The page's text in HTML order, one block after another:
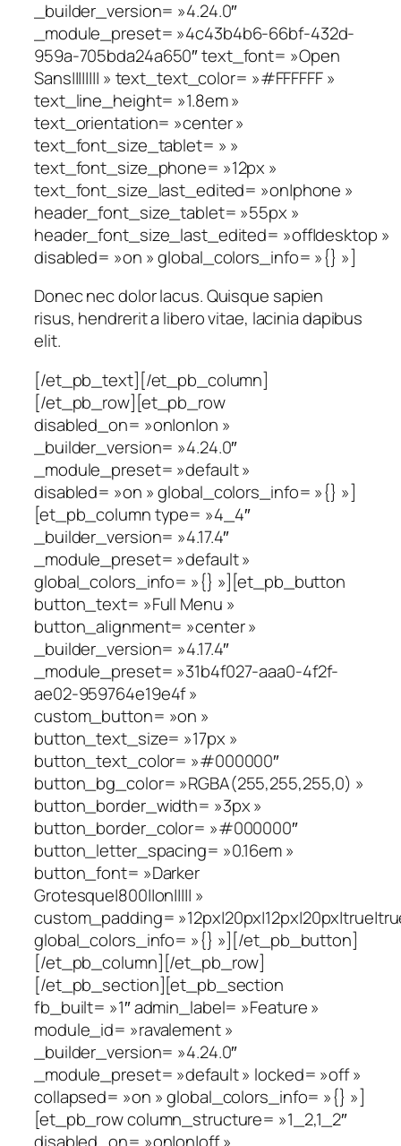
_builder_version= »4.24.0″
_module_preset= »4c43b4b6-66bf-432d-
959a-705bda24a650″ text_font= »Open
Sans|||||||| » text_text_color= »#FFFFFF »
text_line_height= »1.8em »
text_orientation= »center »
text_font_size_tablet= » »
text_font_size_phone= »12px »
text_font_size_last_edited= »on|phone »
header_font_size_tablet= »55px »
header_font_size_last_edited= »off|desktop »
disabled= »on » global_colors_info= »{} »]
Donec nec dolor lacus. Quisque sapien
risus, hendrerit a libero vitae, lacinia dapibus
elit.
[/et_pb_text][/et_pb_column]
[/et_pb_row][et_pb_row
disabled_on= »on|on|on »
_builder_version= »4.24.0″
_module_preset= »default »
disabled= »on » global_colors_info= »{} »]
[et_pb_column type= »4_4″
_builder_version= »4.17.4″
_module_preset= »default »
global_colors_info= »{} »][et_pb_button
button_text= »Full Menu »
button_alignment= »center »
_builder_version= »4.17.4″
_module_preset= »31b4f027-aaa0-4f2f-
ae02-959764e19e4f »
custom_button= »on »
button_text_size= »17px »
button_text_color= »#000000″
button_bg_color= »RGBA(255,255,255,0) »
button_border_width= »3px »
button_border_color= »#000000″
button_letter_spacing= »0.16em »
button_font= »Darker
Grotesque|800||on||||| »
custom_padding=
global_colors_info= »{} »][/et_pb_button]
[/et_pb_column][/et_pb_row]
[/et_pb_section][et_pb_section
fb_built= »1″ admin_label= »Feature »
module_id= »ravalement »
_builder_version= »4.24.0″
_module_preset= »default » locked= »off »
collapsed= »on » global_colors_info= »{} »]
[et_pb_row column_structure= »1_2,1_2″
disabled_on= »on|on|off »